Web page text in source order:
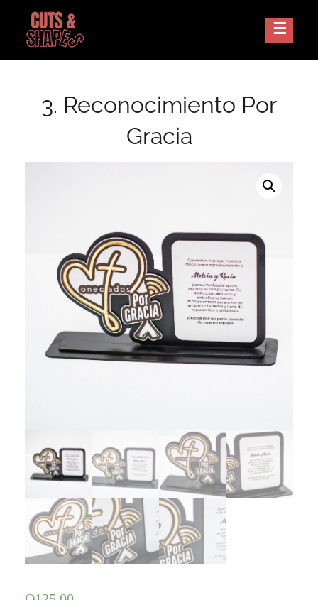
content
3. Reconocimiento Por
Gracia